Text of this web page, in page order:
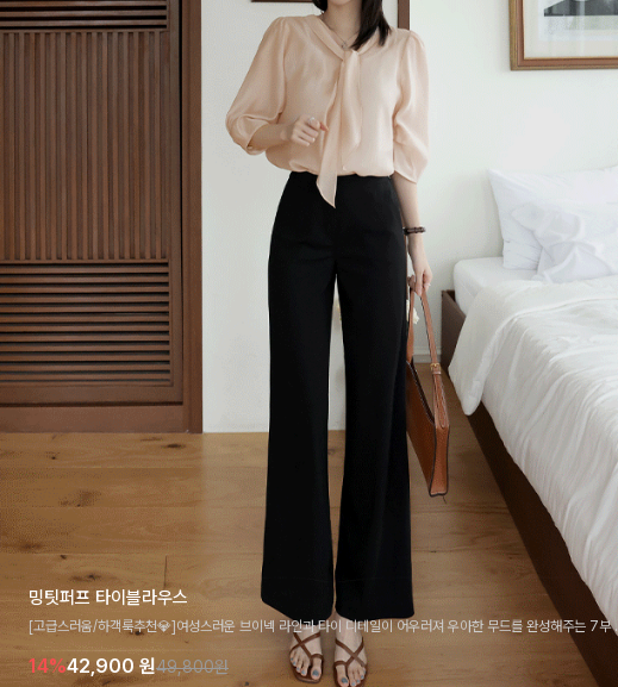
밍팃퍼프 타이블라우스
[고급스러움/하객룩추천💎]여성스러운 브이넥 라인과 타이 디테일이 어우러져 우아한 무드를 완성해주는 7부
라우스 🤍 여유로운 7부 소매로 편안하게 착용되며 데일리룩부터 출근룩, 하객룩까지 세련된 스타일링을 연출
기 좋은 아이템이에요
14%42,900 원49,800원